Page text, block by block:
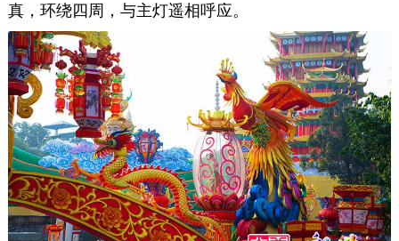
真，环绕四周，与主灯遥相呼应。